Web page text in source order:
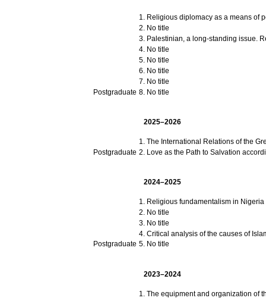
Postgraduate
Religious diplomacy as a means of
No title
Palestinian, a long-standing issue.
No title
No title
No title
No title
No title
2025–2026
Postgraduate Love as the Path to Salvation
2024–2025
Postgraduate
Religious fundamentalism in
No title
No title
Critical analysis of the causes of
No title
2023–2024
The equipment and organization of